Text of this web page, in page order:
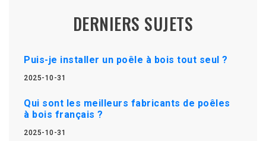
DERNIERS SUJETS
Puis-je installer un poêle à bois tout seul ?
2025-10-31
Qui sont les meilleurs fabricants de poêles
à bois français ?
2025-10-31